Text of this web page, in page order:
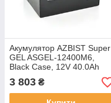
Акумулятор AZBIST Super
GEL ASGEL-12400M6,
Black Case, 12V 40.0Ah
(196x165x173) Q1/96
3 803 ₴